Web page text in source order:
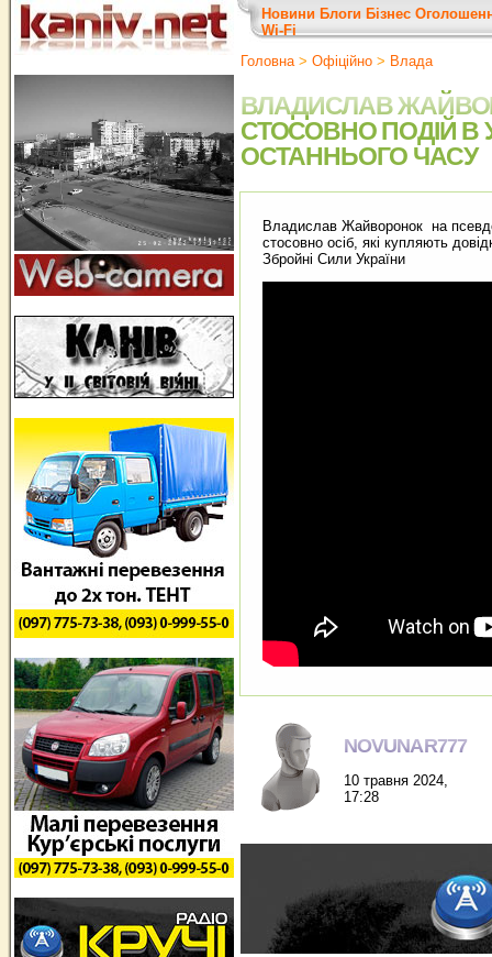
Новини Блоги Бізнес
Wi-Fi
Головна> Офіційно > Влада
ВЛАДИСЛАВ
СТОСОВНО ПОДІЙ В
ОСТАННЬОГО ЧАСУ
Владислав Жайворонок на
стосовно осіб, які купляють
Збройні Сили України
NOVUNAR777
10 травня 2024,
17:28